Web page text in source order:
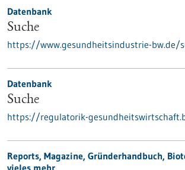
Datenbank
Suche
https://www.gesundheitsindustrie-bw.de/
Datenbank
Suche
https://regulatorik-
Reports, Magazine, Gründerhandbuch,
vieles mehr